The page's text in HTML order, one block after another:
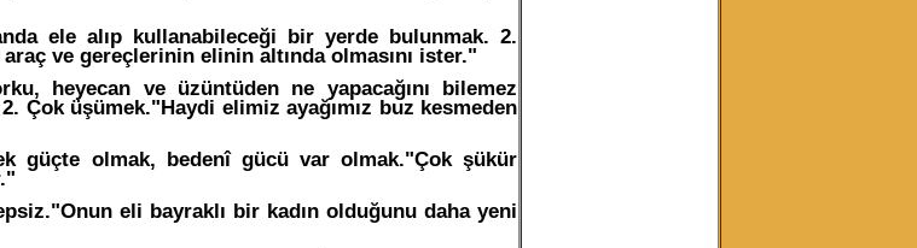
ele alıp kullanabileceği bir yerde bulunmak. 2.
ve gereçlerinin elinin altında olmasını ister."
heyecan ve üzüntüden ne yapacağını bilemez
Çok üşümek."Haydi elimiz ayağımız buz kesmeden
güçte olmak, bedenî gücü var olmak."Çok şükür
eli bayraklı bir kadın olduğunu daha yeni